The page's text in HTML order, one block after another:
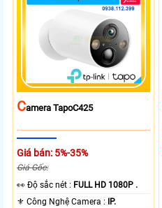
CAmera TapoC425
Giá bán: 5%-35%
Giá Gốc:
️👀 Độ sắc nét : FULL HD 1080P .
⚜️ Công Nghệ Camera : IP.